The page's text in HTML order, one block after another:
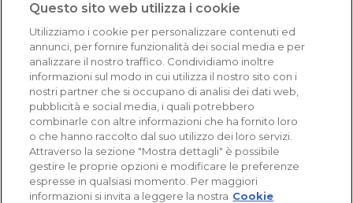
Eccellente (4,8)
Acquisti verificati
Questo sito web utilizza i cookie
Utilizziamo i cookie per personalizzare contenuti ed
annunci, per fornire funzionalità dei social media e per
analizzare il nostro traffico. Condividiamo inoltre
informazioni sul modo in cui utilizza il nostro sito con i
nostri partner che si occupano di analisi dei dati web,
pubblicità e social media, i quali potrebbero
combinarle con altre informazioni che ha fornito loro
o che hanno raccolto dal suo utilizzo dei loro servizi.
Attraverso la sezione "Mostra dettagli" è possibile
gestire le proprie opzioni e modificare le preferenze
espresse in qualsiasi momento. Per maggiori
informazioni si invita a leggere la nostra Cookie